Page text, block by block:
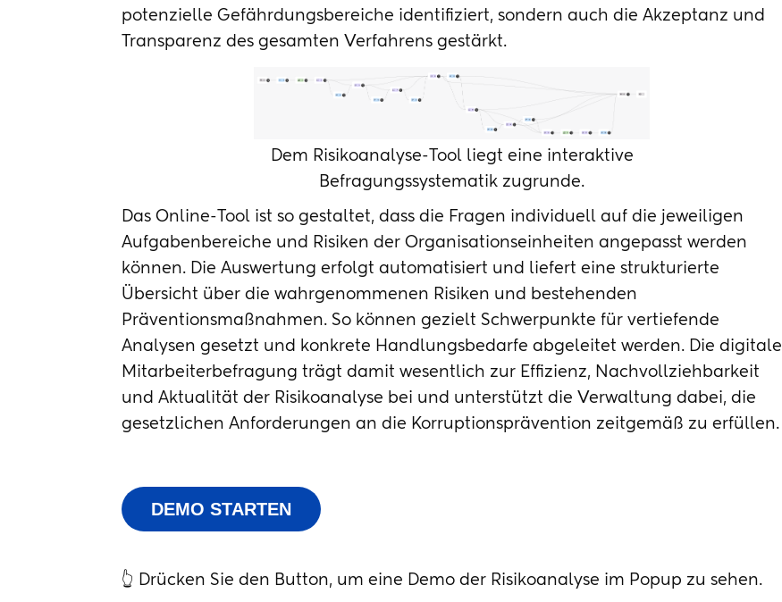
potenzielle Gefährdungsbereiche identifiziert, sondern auch die Akzeptanz und
Transparenz des gesamten Verfahrens gestärkt.
Dem Risikoanalyse-Tool liegt eine interaktive
Befragungssystematik zugrunde.
Das Online-Tool ist so gestaltet, dass die Fragen individuell auf die jeweiligen
Aufgabenbereiche und Risiken der Organisationseinheiten angepasst werden
können. Die Auswertung erfolgt automatisiert und liefert eine strukturierte
Übersicht über die wahrgenommenen Risiken und bestehenden
Präventionsmaßnahmen. So können gezielt Schwerpunkte für vertiefende
Analysen gesetzt und konkrete Handlungsbedarfe abgeleitet werden. Die digitale
Mitarbeiterbefragung trägt damit wesentlich zur Effizienz, Nachvollziehbarkeit
und Aktualität der Risikoanalyse bei und unterstützt die Verwaltung dabei, die
gesetzlichen Anforderungen an die Korruptionsprävention zeitgemäß zu erfüllen.
DEMO STARTEN
👆 Drücken Sie den Button, um eine Demo der Risikoanalyse im Popup zu sehen.